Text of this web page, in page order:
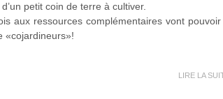
petit coin de terre à cultiver.
aux ressources complémentaires vont pouvoir
«cojardineurs»!
LIRE LA